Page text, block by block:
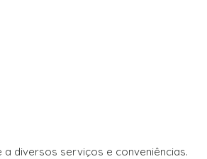
diversos serviços e conveniências.